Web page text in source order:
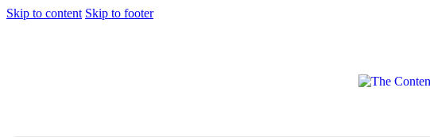
Skip to content Skip to footer